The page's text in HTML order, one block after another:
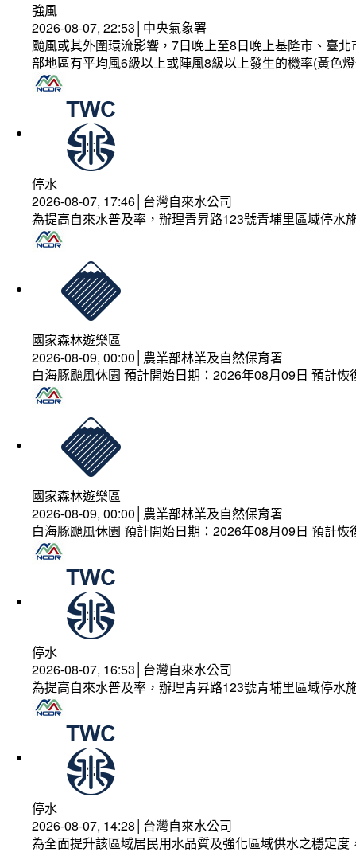
強風
2026-08-07, 22:53│中央氣象署
颱風或其外圍環流影響，7日晚上至8日晚上基隆市、臺
部地區有平均風6級以上或陣風8級以上發生的機率(黃色
停水
2026-08-07, 17:46│台灣自來水公司
為提高自來水普及率，辦理青昇路123號青埔里區域停水
國家森林遊樂區
2026-08-09, 00:00│農業部林業及自然保育署
白海豚颱風休園 預計開始日期：2026年08月09日 預計
國家森林遊樂區
2026-08-09, 00:00│農業部林業及自然保育署
白海豚颱風休園 預計開始日期：2026年08月09日 預計
停水
2026-08-07, 16:53│台灣自來水公司
為提高自來水普及率，辦理青昇路123號青埔里區域停水
停水
2026-08-07, 14:28│台灣自來水公司
為全面提升該區域居民用水品質及強化區域供水之穩定